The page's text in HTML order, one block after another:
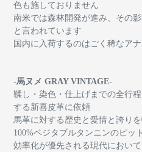
色も施しておりません
南米では森林開発が進み、その
と言われています
国内に入荷するのはごく稀なア
-馬ヌメ GRAY VINTAGE-
鞣し・染色・仕上げまでの全行
する新喜皮革に依頼
馬革に対する歴史と愛情と誇り
100%ベジタブルタンニンのピッ
効率化が優先される現代におい